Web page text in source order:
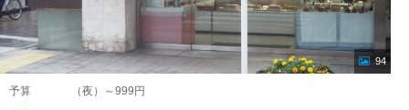
94
予算 （夜）～999円